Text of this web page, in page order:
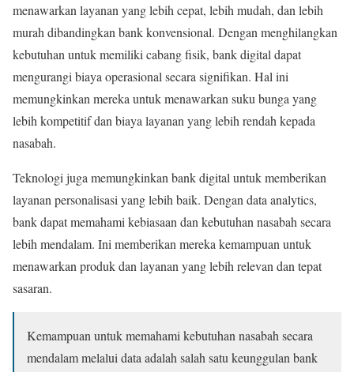
menawarkan layanan yang lebih cepat, lebih mudah, dan lebih
murah dibandingkan bank konvensional. Dengan menghilangkan
kebutuhan untuk memiliki cabang fisik, bank digital dapat
mengurangi biaya operasional secara signifikan. Hal ini
memungkinkan mereka untuk menawarkan suku bunga yang
lebih kompetitif dan biaya layanan yang lebih rendah kepada
nasabah.
Teknologi juga memungkinkan bank digital untuk memberikan
layanan personalisasi yang lebih baik. Dengan data analytics,
bank dapat memahami kebiasaan dan kebutuhan nasabah secara
lebih mendalam. Ini memberikan mereka kemampuan untuk
menawarkan produk dan layanan yang lebih relevan dan tepat
sasaran.
Kemampuan untuk memahami kebutuhan nasabah secara
mendalam melalui data adalah salah satu keunggulan bank